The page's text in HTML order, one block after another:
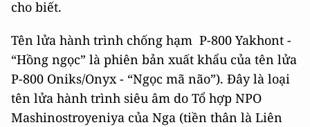
cho biết.
Tên lửa hành trình chống hạm P-800 Yakhont -
“Hồng ngọc” là phiên bản xuất khẩu của tên lửa
P-800 Oniks/Onyx - “Ngọc mã não”). Đây là loại
tên lửa hành trình siêu âm do Tổ hợp NPO
Mashinostroyeniya của Nga (tiền thân là Liên